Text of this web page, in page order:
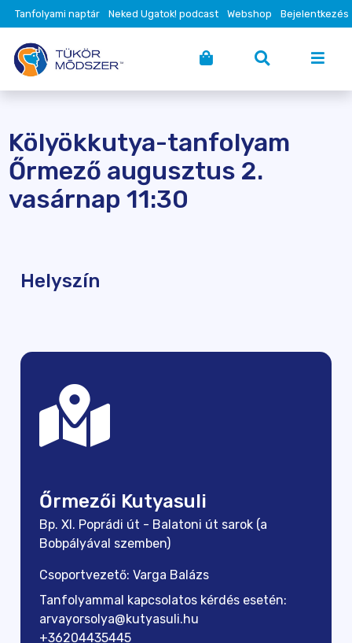
Tanfolyami naptár Neked Ugatok! podcast Webshop Bejelentkezés
Kölyökkutya-tanfolyam
Őrmező augusztus 2.
vasárnap 11:30
Helyszín
Őrmezői Kutyasuli
Bp. XI. Poprádi út - Balatoni út sarok (a
Bobpályával szemben)
Csoportvezető: Varga Balázs
Tanfolyammal kapcsolatos kérdés esetén:
arvayorsolya@kutyasuli.hu
+36204435445